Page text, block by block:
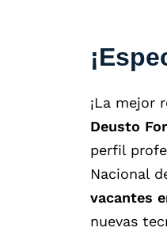
¡La mejor
Deusto
perfil
Nacional
vacantes
nuevas